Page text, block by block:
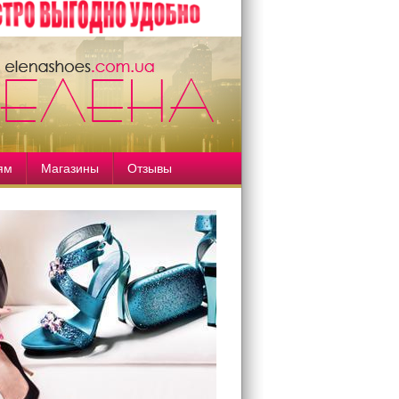
Магазины Отзывы